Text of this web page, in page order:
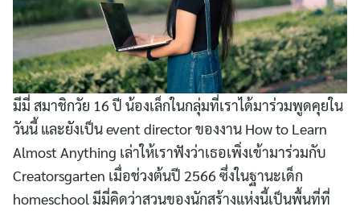
มีมี่ สมาชิกวัย 16 ปี น้องเล็กในกลุ่มที่เราได้มาร่วมพูดคุยใน
วันนี้ และยังเป็น event director ของงาน How to Learn
Almost Anything เล่าให้เราฟังว่าเธอเพิ่งเข้ามาร่วมกับ
Creatorsgarten เมื่อช่วงต้นปี 2566 ซึ่งในฐานะเด็ก
homeschool มีมี่คิดว่าสวนของนักสร้างแห่งนี้เป็นพื้นที่ที่